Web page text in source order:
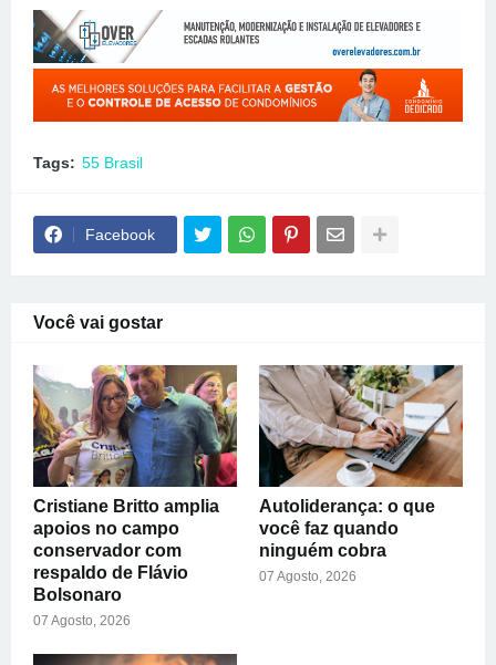
Tags: 55 Brasil
Facebook
Você vai gostar
Cristiane Britto amplia
apoios no campo
conservador com
respaldo de Flávio
Bolsonaro
07 Agosto, 2026
Autoliderança: o que
você faz quando
ninguém cobra
07 Agosto, 2026